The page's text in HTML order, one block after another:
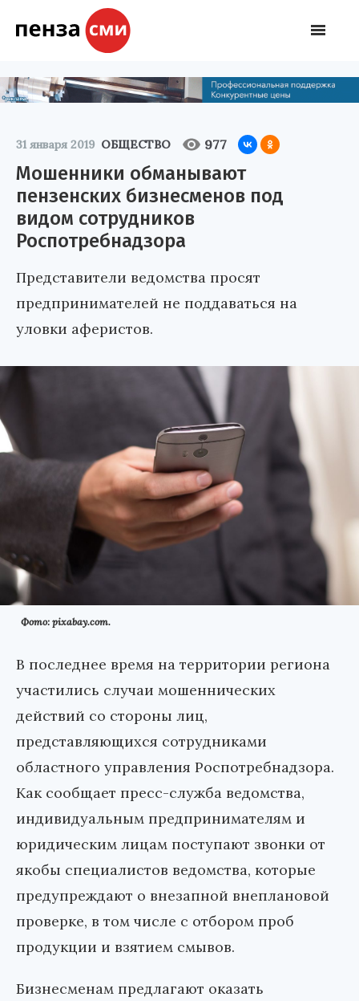
31 января 2019 ОБЩЕСТВО 977
Мошенники обманывают
пензенских бизнесменов под
видом сотрудников
Роспотребнадзора
Представители ведомства просят
предпринимателей не поддаваться на
уловки аферистов.
Фото: pixabay.com.
В последнее время на территории региона
участились случаи мошеннических
действий со стороны лиц,
представляющихся сотрудниками
областного управления Роспотребнадзора.
Как сообщает пресс-служба ведомства,
индивидуальным предпринимателям и
юридическим лицам поступают звонки от
якобы специалистов ведомства, которые
предупреждают о внезапной внеплановой
проверке, в том числе с отбором проб
продукции и взятием смывов.
Бизнесменам предлагают оказать